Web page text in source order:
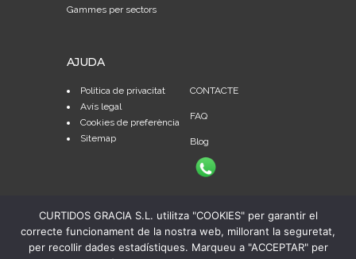
Gammes per sectors
AJUDA
Política de privacitat
Avís legal
Cookies de preferència
Sitemap
CONTACTE
FAQ
Blog
CURTIDOS GRACIA S.L. utilitza "COOKIES" per garantir el
correcte funcionament de la nostra web, millorant la seguretat,
per recollir dades estadístiques. Marqueu a "ACCEPTAR" per